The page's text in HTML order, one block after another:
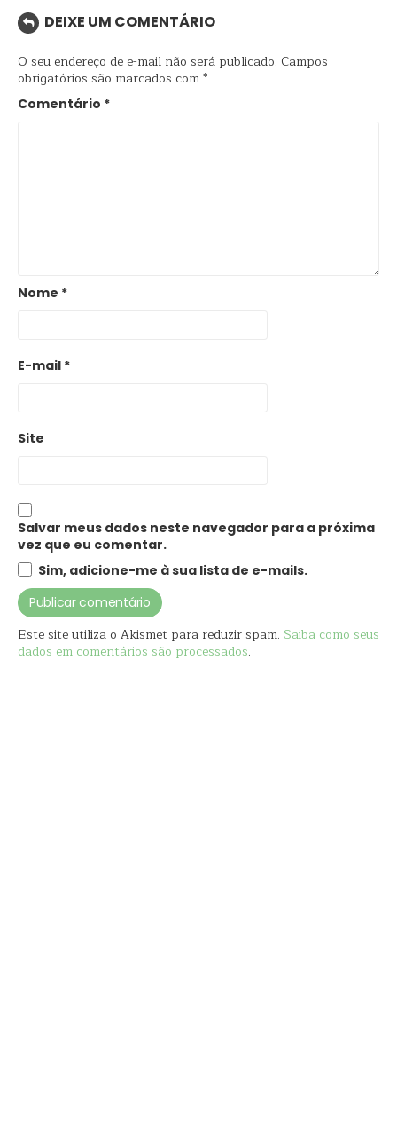
DEIXE UM COMENTÁRIO
O seu endereço de e-mail não será publicado. Campos
obrigatórios são marcados com*
Comentário *
Nome *
E-mail *
Site
Salvar meus dados neste navegador para a próxima
vez que eu comentar.
Sim, adicione-me à sua lista de e-mails.
Este site utiliza o Akismet para reduzir spam. Saiba como seus
dados em comentários são processados.